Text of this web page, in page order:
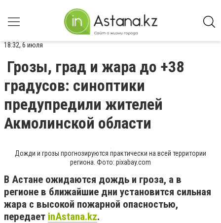
18:32, 6 июля
Грозы, град и жара до +38
градусов: синоптики
предупредили жителей
Акмолинской области
Дожди и грозы прогнозируются практически на всей территории
региона. Фото: pixabay.com
В Астане ожидаются дождь и гроза, а в
регионе в ближайшие дни установится сильная
жара с высокой пожарной опасностью,
передает inAstana.kz.